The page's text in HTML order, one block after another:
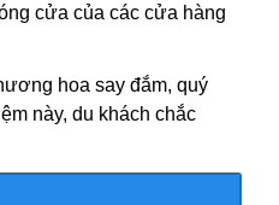
cửa của các cửa hàng
hoa say đắm, quý
này, du khách chắc